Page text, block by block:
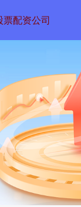
票配资公司